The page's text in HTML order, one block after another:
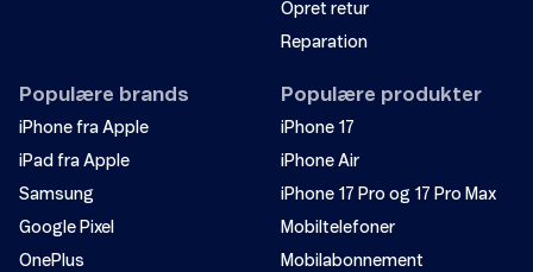
Opret retur
Reparation
Populære brands
iPhone fra Apple
iPad fra Apple
Samsung
Google Pixel
OnePlus
Populære produkter
iPhone 17
iPhone Air
iPhone 17 Pro og 17 Pro Max
Mobiltelefoner
Mobilabonnement